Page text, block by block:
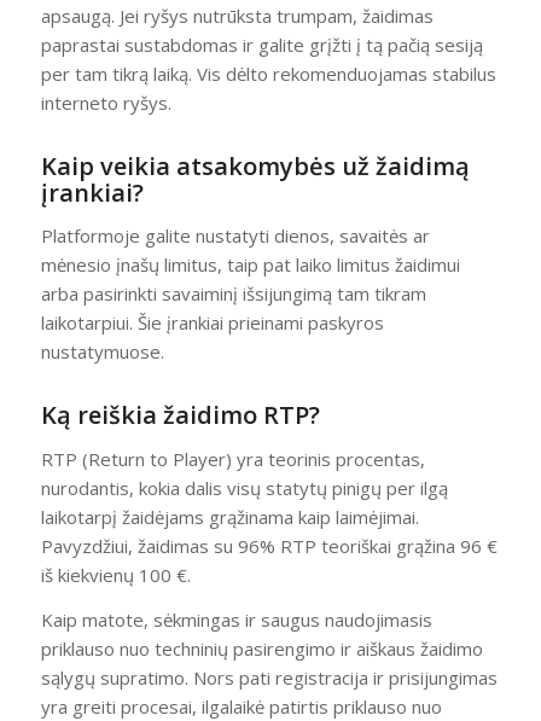
apsaugą. Jei ryšys nutrūksta trumpam, žaidimas
paprastai sustabdomas ir galite grįžti į tą pačią sesiją
per tam tikrą laiką. Vis dėlto rekomenduojamas stabilus
interneto ryšys.
Kaip veikia atsakomybės už žaidimą
įrankiai?
Platformoje galite nustatyti dienos, savaitės ar
mėnesio įnašų limitus, taip pat laiko limitus žaidimui
arba pasirinkti savaiminį išsijungimą tam tikram
laikotarpiui. Šie įrankiai prieinami paskyros
nustatymuose.
Ką reiškia žaidimo RTP?
RTP (Return to Player) yra teorinis procentas,
nurodantis, kokia dalis visų statytų pinigų per ilgą
laikotarpį žaidėjams grąžinama kaip laimėjimai.
Pavyzdžiui, žaidimas su 96% RTP teoriškai grąžina 96 €
iš kiekvienų 100 €.
Kaip matote, sėkmingas ir saugus naudojimasis
priklauso nuo techninių pasirengimo ir aiškaus žaidimo
sąlygų supratimo. Nors pati registracija ir prisijungimas
yra greiti procesai, ilgalaikė patirtis priklauso nuo